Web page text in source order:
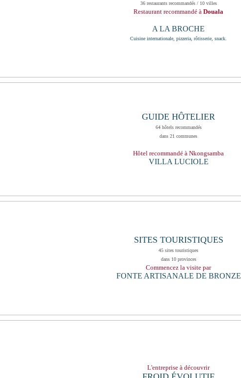
36 restaurants recommandés / 10 villes
Restaurant recommandé àDouala
A LA BROCHE
Cuisine internationale, pizzeria, rôtisserie, snack.
GUIDE HÔTELIER
64 hôtels recommandés
dans 21 communes
Hôtel recommandé à Nkongsamba
VILLA LUCIOLE
SITES TOURISTIQUES
45 sites touristiques
dans 10 provinces
Commencez la visite par
FONTE ARTISANALE DE BRONZE
L'entreprise à découvrir